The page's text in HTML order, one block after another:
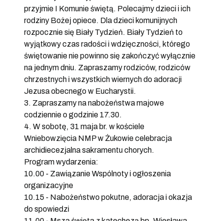
przyjmie I Komunie świętą. Polecajmy dzieci i ich
rodziny Bożej opiece. Dla dzieci komunijnych
rozpocznie się Biały Tydzień. Biały Tydzień to
wyjątkowy czas radości i wdzięczności, którego
świętowanie nie powinno się zakończyć wyłącznie
na jednym dniu. Zapraszamy rodziców, rodziców
chrzestnych i wszystkich wiernych do adoracji
Jezusa obecnego w Eucharystii.
3. Zapraszamy na nabożeństwa majowe
codziennie o godzinie 17.30.
4. W sobotę, 31 maja br. w kościele
Wniebowzięcia NMP w Żukowie celebracja
archidiecezjalna sakramentu chorych.
Program wydarzenia:
10.00 - Zawiązanie Wspólnoty i ogłoszenia
organizacyjne
10.15 - Nabożeństwo pokutne, adoracja i okazja
do spowiedzi